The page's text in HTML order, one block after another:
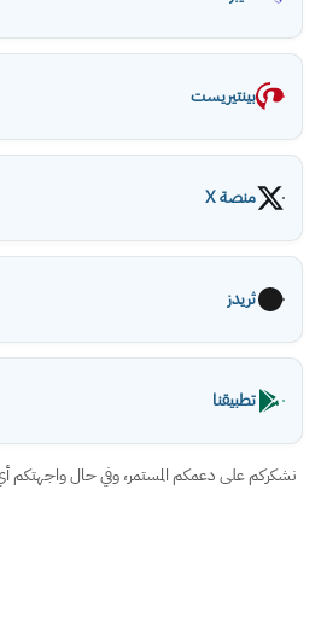
بينتيريست
منصة X
ثريدز
تطبيقنا
نشكركم على دعمكم المستمر، وفي حال واجهتكم أي